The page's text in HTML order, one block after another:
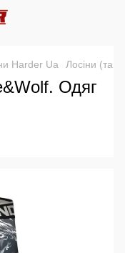
Harder Ua Лосіни
Одяг